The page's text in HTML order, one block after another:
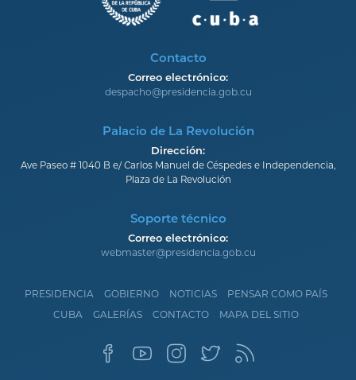
Contacto
Correo electrónico:
despacho@presidencia.gob.cu
Palacio de La Revolución
Dirección:
Ave Paseo # 1040 B e/ Carlos Manuel de Céspedes e Independencia,
Plaza de La Revolución
Soporte técnico
Correo electrónico:
webmaster@presidencia.gob.cu
PRESIDENCIA GOBIERNO NOTICIAS
PENSAR COMO PAÍS
CUBA
GALERÍAS CONTACTO MAPA DEL SITIO